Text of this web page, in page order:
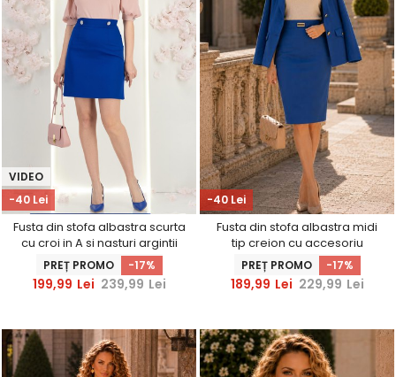
-40 Lei
VIDEO
Fusta din stofa albastra scurta
cu croi in A si nasturi argintii
decorativi - StarShinerS
PREȚ PROMO -17%
199,99 Lei 239,99 Lei
-40 Lei
Fusta din stofa albastra midi
tip creion cu accesoriu
metalic - StarShinerS
PREȚ PROMO -17%
189,99 Lei 229,99 Lei